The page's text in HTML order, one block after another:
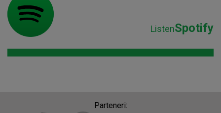
ListenSpotify
Parteneri: